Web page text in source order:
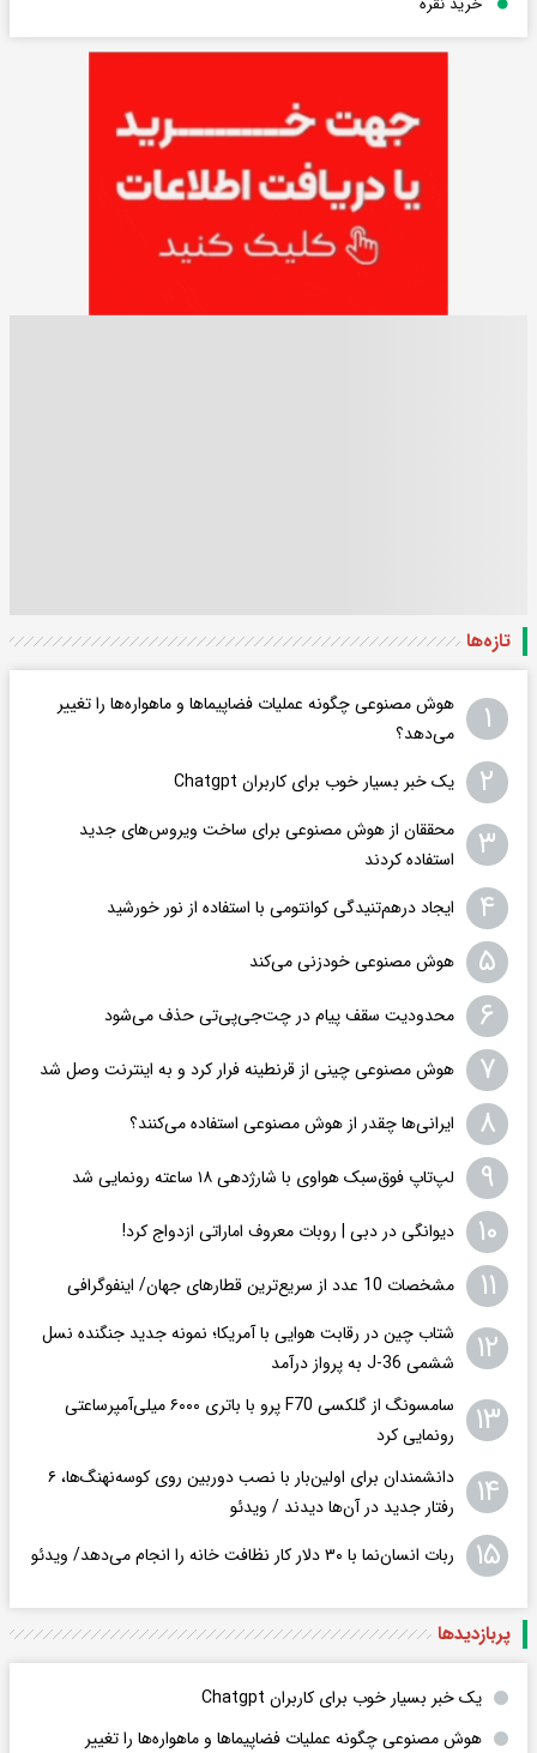
تازه‌ها
۱
هوش مصنوعی چگونه عملیات فضاپیماها و ماهواره‌ها را تغییر
می‌دهد؟
۲ یک خبر بسیار خوب برای کاربران Chatgpt
۳
محققان از هوش مصنوعی برای ساخت ویروس‌های جدید
استفاده کردند
۴ ایجاد درهم‌تنیدگی کوانتومی با استفاده از نور خورشید
۵ هوش مصنوعی خودزنی می‌کند
۶ محدودیت سقف پیام در چت‌جی‌پی‌تی حذف می‌شود
۷ هوش مصنوعی چینی از قرنطینه فرار کرد و به اینترنت وصل شد
۸ ایرانی‌ها چقدر از هوش مصنوعی استفاده می‌کنند؟
۹ لپ‌تاپ فوق‌سبک هواوی با شارژدهی ۱۸ ساعته رونمایی شد
۱۰ دیوانگی در دبی | روبات معروف اماراتی ازدواج کرد!
۱۱ مشخصات 10 عدد از سریع‌ترین قطارهای جهان/ اینفوگرافی
۱۲
شتاب چین در رقابت هوایی با آمریکا؛ نمونه جدید جنگنده نسل
ششمی J-36 به پرواز درآمد
۱۳
سامسونگ از گلکسی F70 پرو با باتری ۶۰۰۰ میلی‌آمپرساعتی
رونمایی کرد
۱۴
دانشمندان برای اولین‌بار با نصب دوربین روی کوسه‌نهنگ‌ها، ۶
رفتار جدید در آن‌ها دیدند / ویدئو
۱۵ ربات انسان‌نما با ۳۰ دلار کار نظافت خانه را انجام می‌دهد/ ویدئو
پربازدید‌ها
یک خبر بسیار خوب برای کاربران Chatgpt
هوش مصنوعی چگونه عملیات فضاپیماها و ماهواره‌ها را تغییر